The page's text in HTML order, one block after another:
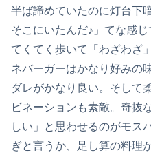
半ば諦めていたのに灯台下
そこにいたんだ♪」てな感じ
てくてく歩いて「わざわざ
ネバーガーはかなり好みの
ダレがかなり良い。そして
ビネーションも素敵。奇抜
しい」と思わせるのがモス
ぎと言うか、足し算の料理